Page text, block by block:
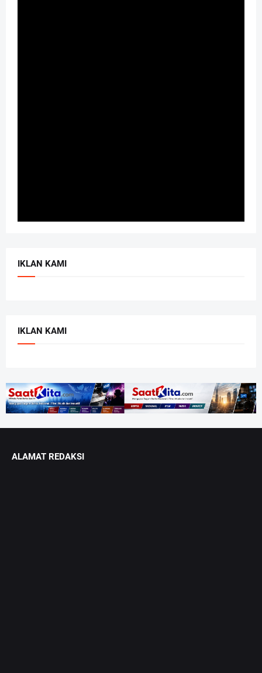
IKLAN KAMI
IKLAN KAMI
ALAMAT REDAKSI